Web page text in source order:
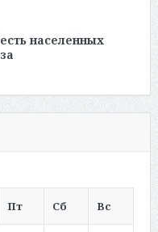
населенных
Пт Сб Вс